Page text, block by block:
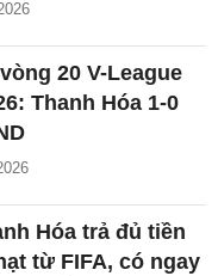
20 V-League
Thanh Hóa 1-0
Hóa trả đủ tiền
từ FIFA, có ngay